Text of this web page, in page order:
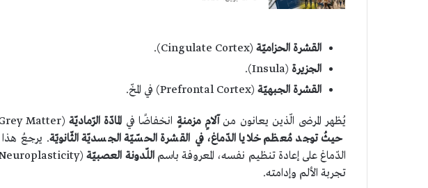
القشرة الحزاميّة (Cingulate Cortex).
الجزيرة (Insula).
القشرة الجبهيّة (Prefrontal Cortex) في المخّ.
يُظهر المرضى الّذين يعانون من آلامٍ مزمنةٍ انخفاضًا في المادّة الرّماديّة (Grey Matter)، وهي:
حيثُ توجد مُعظم خلايا الدّماغ، في القشرة الحسّيّة الجسديّة الثّانويّة. يرجعُ هذا
الدّماغ على إعادة تنظيم نفسه، المعروفة باسماللّدونة العصبيّة
تجربة الألم وإدامته.